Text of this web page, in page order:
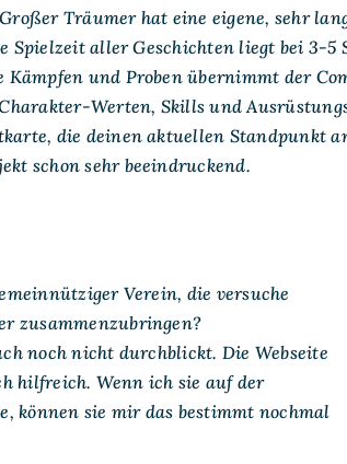
Träumer hat eine eigene, sehr
Spielzeit aller Geschichten liegt bei 3-
und Proben übernimmt der
Werten, Skills und
die deinen aktuellen Standpunkt
schon sehr beeindruckend.
Verein, die versuche
zusammenzubringen?
noch nicht durchblickt. Die Webseite
hilfreich. Wenn ich sie auf der
können sie mir das bestimmt nochmal